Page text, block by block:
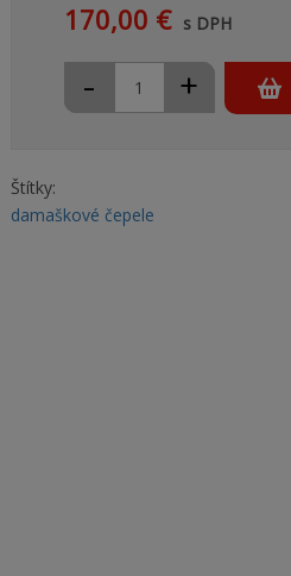
170,00 € s DPH
+
-
Štítky:
damaškové čepele